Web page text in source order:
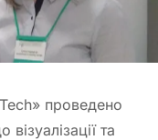
проведено
та